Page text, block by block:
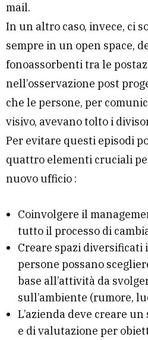
mail.
In un altro caso, invece, ci
sempre in un open space,
fonoassorbenti tra le
nell’osservazione post
che le persone, per
visivo, avevano tolto i
Per evitare questi episodi
quattro elementi cruciali
nuovo ufficio :
Coinvolgere il
tutto il processo di
Creare spazi diversificati
persone possano
base all’attività da
sull’ambiente (rumore,
L’azienda deve creare
e di valutazione per